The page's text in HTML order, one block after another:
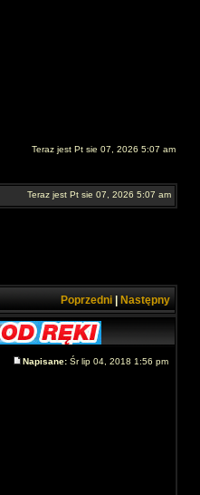
Teraz jest Pt sie 07, 2026 5:07 am
Teraz jest Pt sie 07, 2026 5:07 am
Poprzedni Następny
Napisane: Śr lip 04, 2018 1:56 pm